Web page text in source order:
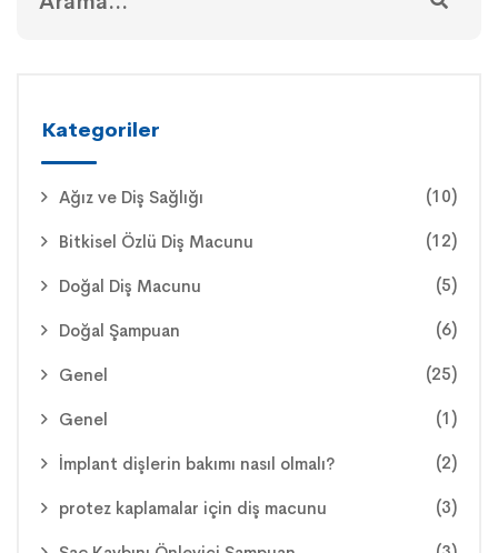
Kategoriler
Ağız ve Diş Sağlığı (10)
Bitkisel Özlü Diş Macunu (12)
Doğal Diş Macunu (5)
Doğal Şampuan (6)
Genel (25)
Genel (1)
İmplant dişlerin bakımı nasıl olmalı? (2)
protez kaplamalar için diş macunu (3)